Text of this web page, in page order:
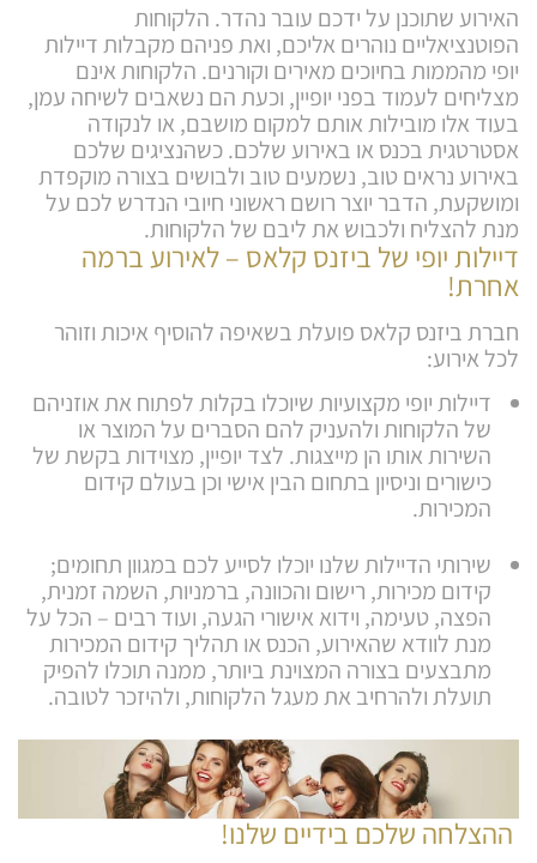
האירוע שתוכנן על ידכם עובר נהדר. הלקוחות
הפוטנציאליים נוהרים אליכם, ואת פניהם מקבלות דיילות
יופי מהממות בחיוכים מאירים וקורנים. הלקוחות אינם
מצליחים לעמוד בפני יופיין, וכעת הם נשאבים לשיחה עמן,
בעוד אלו מובילות אותם למקום מושבם, או לנקודה
אסטרטגית בכנס או באירוע שלכם. כשהנציגים שלכם
באירוע נראים טוב, נשמעים טוב ולבושים בצורה מוקפדת
ומושקעת, הדבר יוצר רושם ראשוני חיובי הנדרש לכם על
מנת להצליח ולכבוש את ליבם של הלקוחות.
דיילות יופי של ביזנס קלאס – לאירוע ברמה
אחרת!
חברת ביזנס קלאס פועלת בשאיפה להוסיף איכות וזוהר
לכל אירוע:
דיילות יופי מקצועיות שיוכלו בקלות לפתוח את אוזניהם
של הלקוחות ולהעניק להם הסברים על המוצר או
השירות אותו הן מייצגות. לצד יופיין, מצוידות בקשת של
כישורים וניסיון בתחום הבין אישי וכן בעולם קידום
המכירות.
שירותי הדיילות שלנו יוכלו לסייע לכם במגוון תחומים;
קידום מכירות, רישום והכוונה, ברמניות, השמה זמנית,
הפצה, טעימה, וידוא אישורי הגעה, ועוד רבים – הכל על
מנת לוודא שהאירוע, הכנס או תהליך קידום המכירות
מתבצעים בצורה המצוינת ביותר, ממנה תוכלו להפיק
תועלת ולהרחיב את מעגל הלקוחות, ולהיזכר לטובה.
ההצלחה שלכם בידיים שלנו!